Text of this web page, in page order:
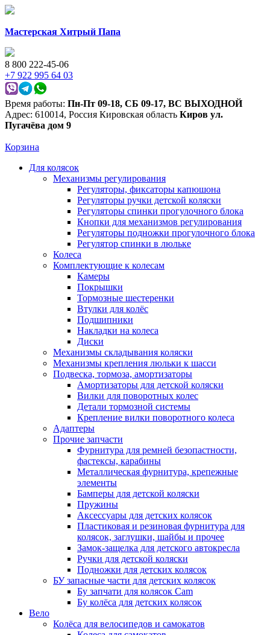
Мастерская Хитрый Папа
8 800 222-45-06
+7 922 995 64 03
Время работы: Пн-Пт 09-18, СБ 09-17, ВС ВЫХОДНОЙ
Адрес: 610014, Россия Кировская область Киров ул.
Пугачёва дом 9
Корзина
Для колясок
Механизмы регулирования
Регуляторы, фиксаторы капюшона
Регуляторы ручки детской коляски
Регуляторы спинки прогулочного блока
Кнопки для механизмов регулирования
Регуляторы подножки прогулочного блока
Регулятор спинки в люльке
Колеса
Комплектующие к колесам
Камеры
Покрышки
Тормозные шестеренки
Втулки для колёс
Подшипники
Накладки на колеса
Диски
Механизмы складывания коляски
Механизмы крепления люльки к шасси
Подвеска, тормоза, амортизаторы
Амортизаторы для детской коляски
Вилки для поворотных колес
Детали тормозной системы
Крепление вилки поворотного колеса
Адаптеры
Прочие запчасти
Фурнитура для ремней безопастности,
фастексы, карабины
Металлическая фурнитура, крепежные
элементы
Бамперы для детской коляски
Пружины
Аксессуары для детских колясок
Пластиковая и резиновая фурнитура для
колясок, заглушки, шайбы и прочее
Замок-защелка для детского автокресла
Ручки для детской коляски
Подножки для детских колясок
БУ запасные части для детских колясок
Бу запчати для колясок Cam
Бу колёса для детских колясок
Вело
Колёса для велосипедов и самокатов